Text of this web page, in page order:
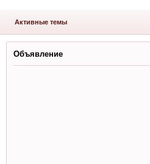
Активные темы
Объявление